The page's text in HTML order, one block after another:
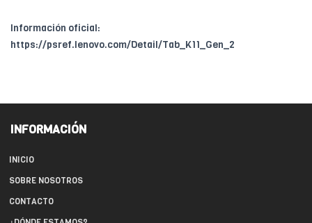
Información oficial:
https://psref.lenovo.com/Detail/Tab_K11_Gen_2
INFORMACIÓN
INICIO
SOBRE NOSOTROS
CONTACTO